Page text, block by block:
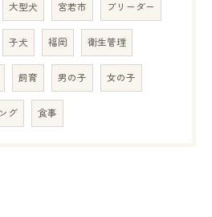
大型犬 宮若市 ブリーダー
子犬 福岡 衛生管理
飼育 男の子 女の子
グ 食事